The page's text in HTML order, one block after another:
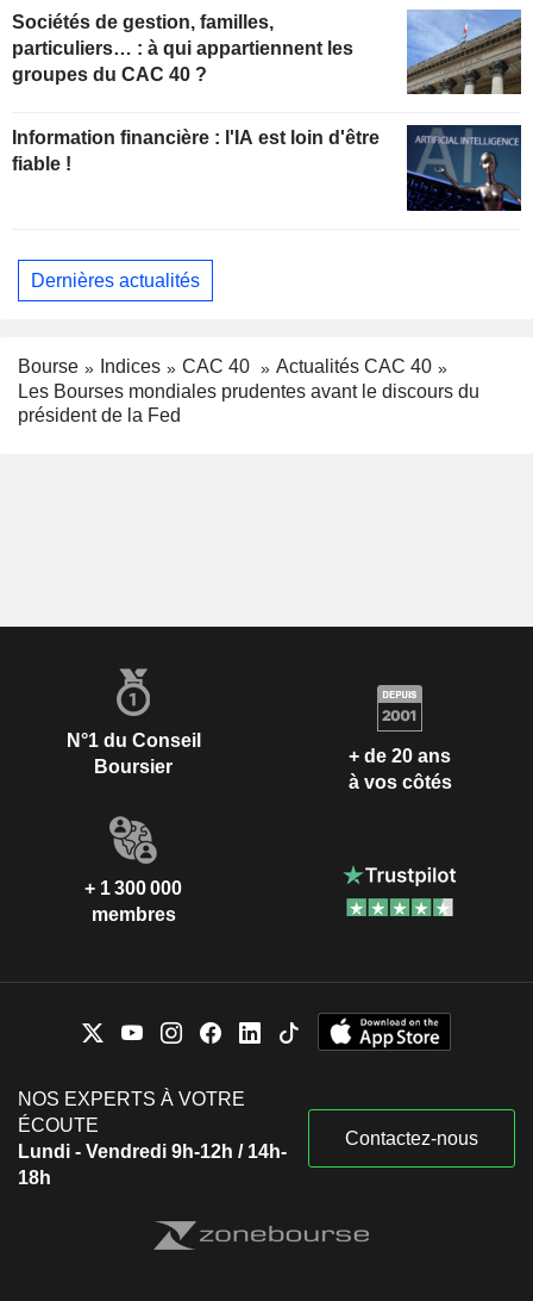
Sociétés de gestion, familles,
particuliers… : à qui appartiennent les
groupes du CAC 40 ?
Information financière : l'IA est loin d'être
fiable !
Dernières actualités
Bourse Indices CAC 40
Actualités CAC 40
Les Bourses mondiales prudentes avant le discours du
président de la Fed
N°1 du Conseil
Boursier
+ de 20 ans
à vos côtés
+ 1 300 000
membres
NOS EXPERTS À VOTRE
ÉCOUTE
Lundi - Vendredi 9h-12h / 14h-
18h
Contactez-nous